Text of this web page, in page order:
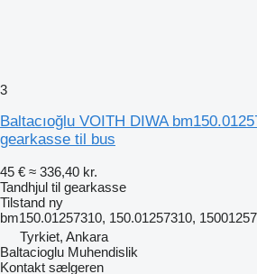
3
Baltacıoğlu VOITH DIWA
gearkasse til bus
45 € ≈ 336,40 kr.
Tandhjul til gearkasse
Tilstand ny
bm150.01257310, 150.01257310,
Tyrkiet, Ankara
Baltacioglu Muhendislik
Kontakt sælgeren